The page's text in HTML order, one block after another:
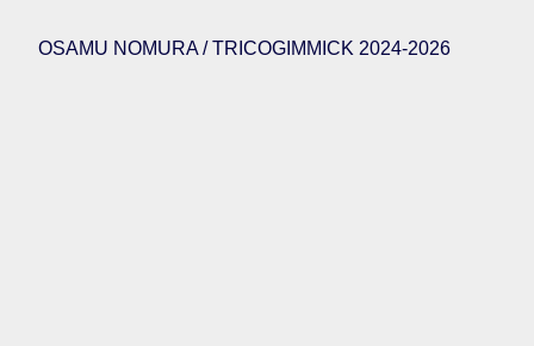
OSAMU NOMURA / TRICOGIMMICK 2024-2026